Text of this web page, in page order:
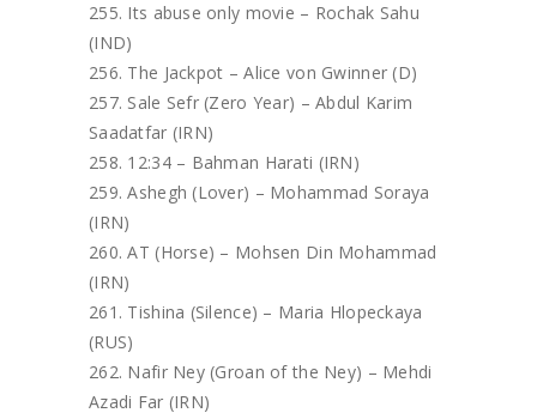
Its abuse only movie – Rochak Sahu
(IND)
The Jackpot – Alice von Gwinner (D)
Sale Sefr (Zero Year) – Abdul Karim
Saadatfar (IRN)
12:34 – Bahman Harati (IRN)
Ashegh (Lover) – Mohammad Soraya
(IRN)
AT (Horse) – Mohsen Din Mohammad
(IRN)
Tishina (Silence) – Maria Hlopeсkaya
(RUS)
Nafir Ney (Groan of the Ney) – Mehdi
Azadi Far (IRN)